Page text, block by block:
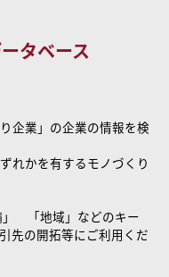
タベース
企業」の企業の情報を検
れかを有するモノづくり
「地域」などのキー
先の開拓等にご利用くだ